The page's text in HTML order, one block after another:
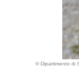
© Dipartimento di